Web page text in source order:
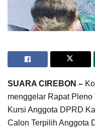
SUARA CIREBON –
menggelar Rapat
Kursi Anggota DPRD
Calon Terpilih Anggota